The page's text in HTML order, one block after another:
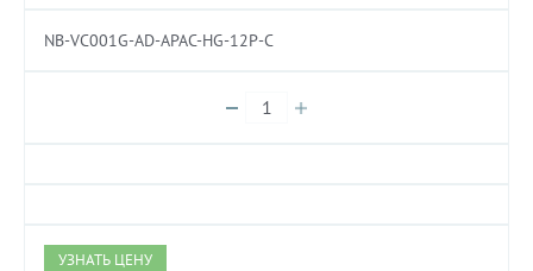
NB-VC001G-AD-APAC-HG-12P-C
УЗНАТЬ ЦЕНУ